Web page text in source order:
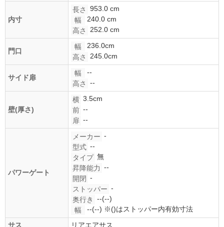
内寸
長さ
953.0 cm
幅
240.0 cm
高さ
252.0 cm
門口
幅
236.0cm
高さ
245.0cm
サイド扉
幅
--
高さ
--
壁(厚さ)
横 3.5cm
前 --
扉 --
パワーゲート
メーカー -
型式 --
タイプ 無
昇降能力 --
開閉 -
ストッパー -
奥行き
--(--)
幅
--(--) ※()はストッパー内有効寸法
サス
リアエアサス